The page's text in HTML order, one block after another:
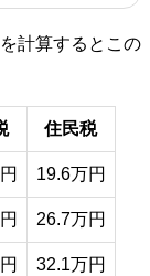
計算するとこの
住民税
19.6万円
26.7万円
32.1万円